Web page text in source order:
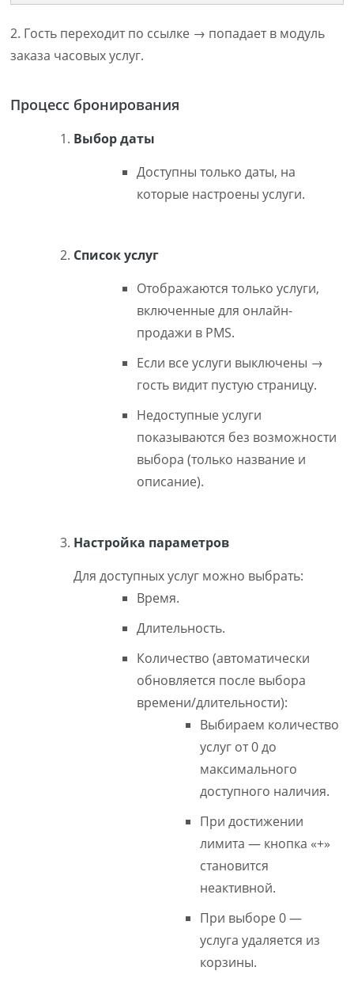
2. Гость переходит по ссылке → попадает в модуль
заказа часовых услуг.
Процесс бронирования
Выбор даты
Доступны только даты, на
которые настроены услуги.
Список услуг
Отображаются только услуги,
включенные для онлайн-
продажи в PMS.
Если все услуги выключены →
гость видит пустую страницу.
Недоступные услуги
показываются без возможности
выбора (только название и
описание).
Настройка параметров
Для доступных услуг можно выбрать:
Время.
Длительность.
Количество (автоматически
обновляется после выбора
времени/длительности):
Выбираем количество
услуг от 0 до
максимального
доступного наличия.
При достижении
лимита — кнопка «+»
становится
неактивной.
При выборе 0 —
услуга удаляется из
корзины.